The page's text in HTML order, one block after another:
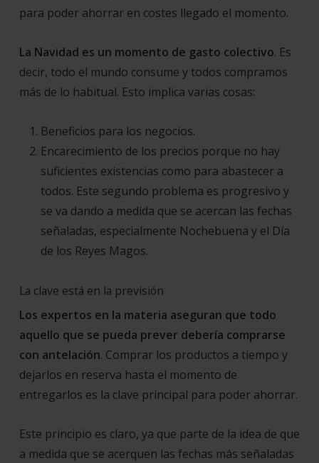
para poder ahorrar en costes llegado el momento.
La Navidad es un momento de gasto colectivo. Es
decir, todo el mundo consume y todos compramos
más de lo habitual. Esto implica varias cosas:
Beneficios para los negocios.
Encarecimiento de los precios porque no hay
suficientes existencias como para abastecer a
todos. Este segundo problema es progresivo y
se va dando a medida que se acercan las fechas
señaladas, especialmente Nochebuena y el Día
de los Reyes Magos.
La clave está en la previsión
Los expertos en la materia aseguran que todo
aquello que se pueda prever debería comprarse
con antelación. Comprar los productos a tiempo y
dejarlos en reserva hasta el momento de
entregarlos es la clave principal para poder ahorrar.
Este principio es claro, ya que parte de la idea de que
a medida que se acerquen las fechas más señaladas